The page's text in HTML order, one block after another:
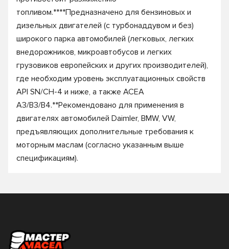
топливом.****Предназначено для бензиновых и
дизельных двигателей (с турбонаддувом и без)
широкого парка автомобилей (легковых, легких
внедорожников, микроавтобусов и легких
грузовиков европейских и других производителей),
где необходим уровень эксплуатационных свойств
API SN/CH-4 и ниже, а также ACEA
A3/B3/B4.**Рекомендовано для применения в
двигателях автомобилей Daimler, BMW, VW,
предъявляющих дополнительные требования к
моторным маслам (согласно указанным выше
спецификациям).